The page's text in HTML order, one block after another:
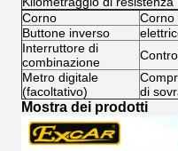
Corno
Corno
Buttone inverso
Interruttore di
combinazione
Metro digitale
(facoltativo)
di
Mostra dei prodotti